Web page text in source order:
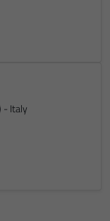
- Italy